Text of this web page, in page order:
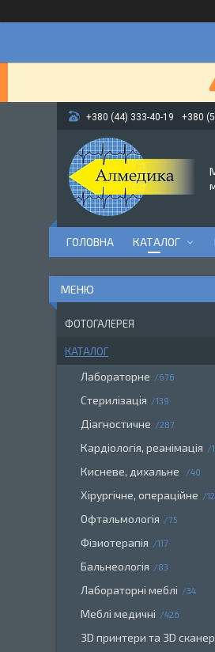
+380 (44) 333-40-19 +380
ГОЛОВНА КАТАЛОГ
ФОТОГАЛЕРЕЯ
КАТАЛОГ
Лабораторне 676
Стерилізація 139
Діагностичне 287
Кардіологія, реанімація
Кисневе, дихальне 40
Хірургічне, операційне
Офтальмологія 75
Фізиотерапія 117
Бальнеологія 83
Лабораторні меблі 34
Меблі медичні 426
3D принтери та 3D